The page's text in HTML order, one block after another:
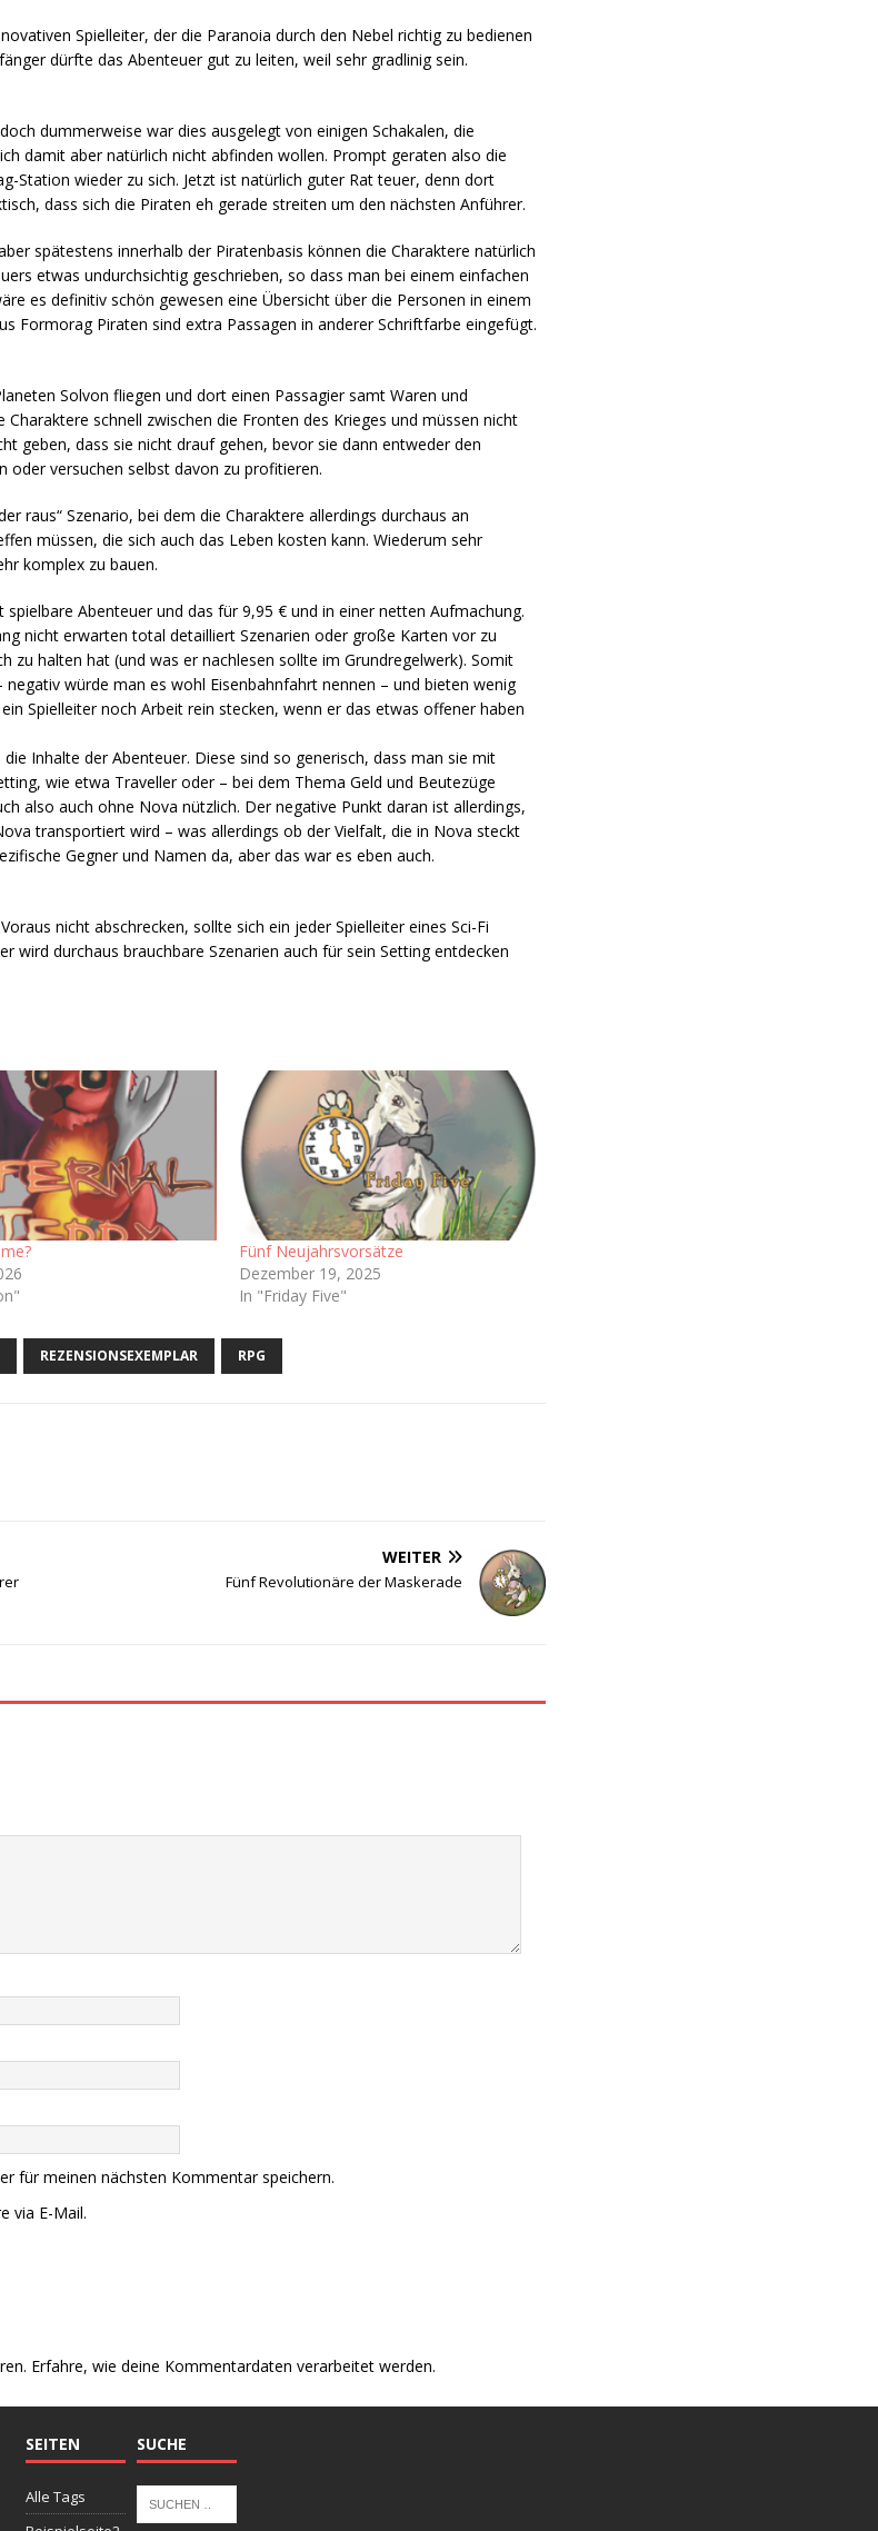
Spielleiter, der die Paranoia durch den Nebel richtig zu bedienen
dürfte das Abenteuer gut zu leiten, weil sehr gradlinig sein.
dummerweise war dies ausgelegt von einigen Schakalen, die
damit aber natürlich nicht abfinden wollen. Prompt geraten also die
Station wieder zu sich. Jetzt ist natürlich guter Rat teuer, denn dort
dass sich die Piraten eh gerade streiten um den nächsten Anführer.
spätestens innerhalb der Piratenbasis können die Charaktere natürlich
etwas undurchsichtig geschrieben, so dass man bei einem einfachen
es definitiv schön gewesen eine Übersicht über die Personen in einem
Formorag Piraten sind extra Passagen in anderer Schriftfarbe eingefügt.
Solvon fliegen und dort einen Passagier samt Waren und
schnell zwischen die Fronten des Krieges und müssen nicht
geben, dass sie nicht drauf gehen, bevor sie dann entweder den
oder versuchen selbst davon zu profitieren.
raus“ Szenario, bei dem die Charaktere allerdings durchaus an
müssen, die sich auch das Leben kosten kann. Wiederum sehr
komplex zu bauen.
Abenteuer und das für 9,95 € und in einer netten Aufmachung.
nicht erwarten total detailliert Szenarien oder große Karten vor zu
zu halten hat (und was er nachlesen sollte im Grundregelwerk). Somit
würde man es wohl Eisenbahnfahrt nennen – und bieten wenig
Spielleiter noch Arbeit rein stecken, wenn er das etwas offener haben
Inhalte der Abenteuer. Diese sind so generisch, dass man sie mit
wie etwa Traveller oder – bei dem Thema Geld und Beutezüge
also auch ohne Nova nützlich. Der negative Punkt daran ist allerdings,
transportiert wird – was allerdings ob der Vielfalt, die in Nova steckt
Gegner und Namen da, aber das war es eben auch.
nicht abschrecken, sollte sich ein jeder Spielleiter eines Sci-Fi
wird durchaus brauchbare Szenarien auch für sein Setting entdecken
Fünf Neujahrsvorsätze
Dezember 19, 2025
In "Friday Five"
REZENSIONSEXEMPLAR RPG
WEITER
Fünf Revolutionäre der Maskerade
für meinen nächsten Kommentar speichern.
via E-Mail.
Erfahre, wie deine Kommentardaten verarbeitet werden.
SEITEN
Alle Tags
SUCHE